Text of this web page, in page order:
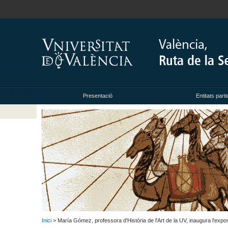
Presentació Entitats
Inici > María Gómez, professora d'Història de l'Art de la UV, inaugura